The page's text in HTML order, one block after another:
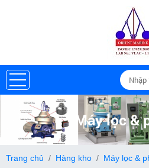
Máy lọc &
Trang chủ Hàng kho Máy lọc &